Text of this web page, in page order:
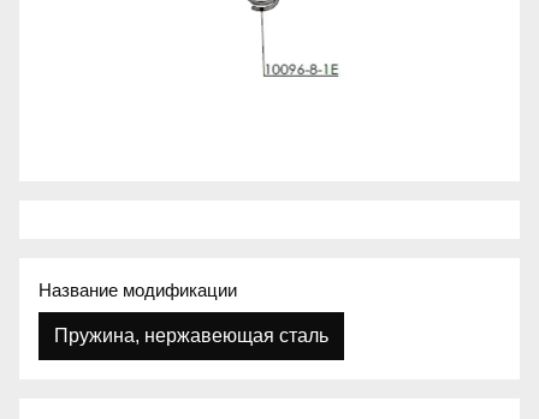
Название модификации
Пружина, нержавеющая сталь